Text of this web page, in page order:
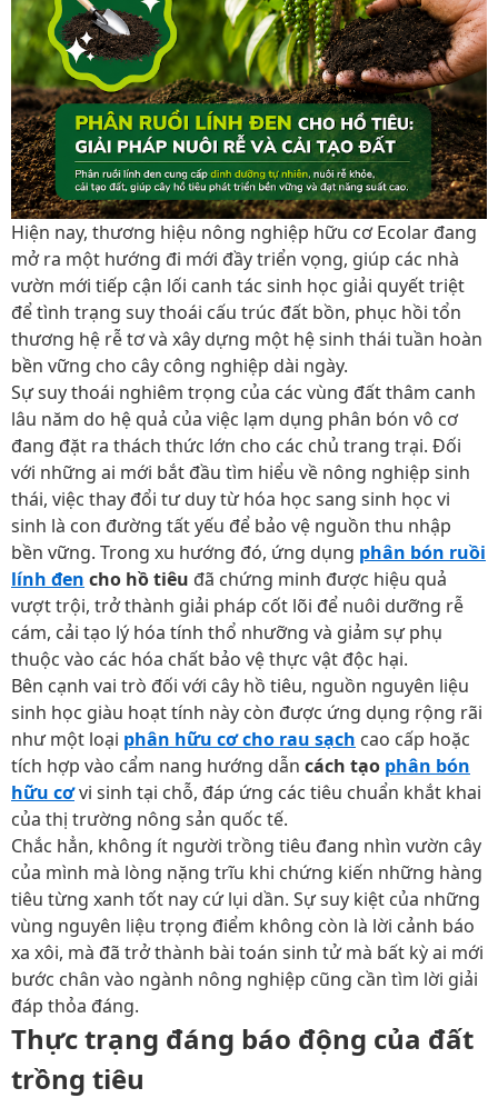
Hiện nay, thương hiệu nông nghiệp hữu cơ Ecolar đang
mở ra một hướng đi mới đầy triển vọng, giúp các nhà
vườn mới tiếp cận lối canh tác sinh học giải quyết triệt
để tình trạng suy thoái cấu trúc đất bồn, phục hồi tổn
thương hệ rễ tơ và xây dựng một hệ sinh thái tuần hoàn
bền vững cho cây công nghiệp dài ngày.
Sự suy thoái nghiêm trọng của các vùng đất thâm canh
lâu năm do hệ quả của việc lạm dụng phân bón vô cơ
đang đặt ra thách thức lớn cho các chủ trang trại. Đối
với những ai mới bắt đầu tìm hiểu về nông nghiệp sinh
thái, việc thay đổi tư duy từ hóa học sang sinh học vi
sinh là con đường tất yếu để bảo vệ nguồn thu nhập
bền vững. Trong xu hướng đó, ứng dụng phân bón ruồi
lính đen cho hồ tiêu đã chứng minh được hiệu quả
vượt trội, trở thành giải pháp cốt lõi để nuôi dưỡng rễ
cám, cải tạo lý hóa tính thổ nhưỡng và giảm sự phụ
thuộc vào các hóa chất bảo vệ thực vật độc hại.
Bên cạnh vai trò đối với cây hồ tiêu, nguồn nguyên liệu
sinh học giàu hoạt tính này còn được ứng dụng rộng rãi
như một loại phân hữu cơ cho rau sạch cao cấp hoặc
tích hợp vào cẩm nang hướng dẫn cách tạo phân bón
hữu cơvi sinh tại chỗ, đáp ứng các tiêu chuẩn khắt khai
của thị trường nông sản quốc tế.
Chắc hẳn, không ít người trồng tiêu đang nhìn vườn cây
của mình mà lòng nặng trĩu khi chứng kiến những hàng
tiêu từng xanh tốt nay cứ lụi dần. Sự suy kiệt của những
vùng nguyên liệu trọng điểm không còn là lời cảnh báo
xa xôi, mà đã trở thành bài toán sinh tử mà bất kỳ ai mới
bước chân vào ngành nông nghiệp cũng cần tìm lời giải
đáp thỏa đáng.
Thực trạng đáng báo động của đất
trồng tiêu